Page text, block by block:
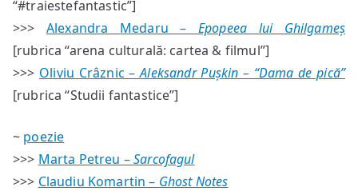
“#traiestefantastic”]
>>> Alexandra Medaru – Epopeea lui Ghilgameș
[rubrica “arena culturală: cartea & filmul”]
>>> Oliviu Crâznic –Aleksandr Pușkin – “Dama de pică”
[rubrica “Studii fantastice”]
~ poezie
>>> Marta Petreu –Sarcofagul
>>> Claudiu Komartin – Ghost Notes